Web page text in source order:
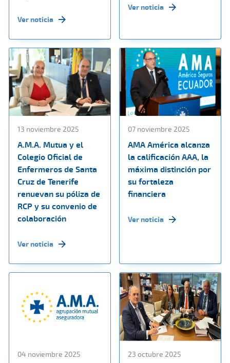
Ver noticia
Ver noticia
13 noviembre 2025
A.M.A. Mutua y el
Colegio Oficial de
Enfermeros de Santa
Cruz de Tenerife
renuevan su póliza de
RCP y su convenio de
colaboración
Ver noticia
07 noviembre 2025
AMA América alcanza
la calificación AAA, la
máxima distinción por
su fortaleza
financiera
Ver noticia
04 noviembre 2025 23 octubre 2025